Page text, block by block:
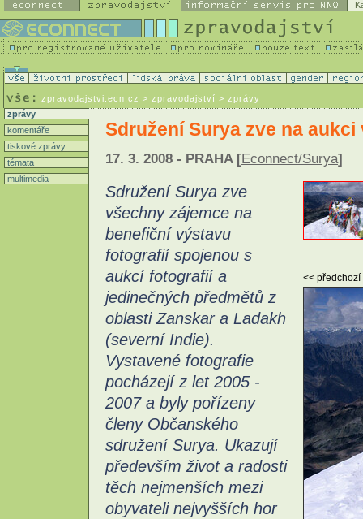
zpravodajstvi.ecn.cz > zpravodajství > zprávy
zprávy
komentáře
tiskové zprávy
témata
multimedia
Sdružení Surya zve na
17. 3. 2008 - PRAHA [Econnect/Surya]
<< předchozí
Sdružení Surya zve
všechny zájemce na
benefiční výstavu
fotografií spojenou s
aukcí fotografií a
jedinečných předmětů z
oblasti Zanskar a Ladakh
(severní Indie).
Vystavené fotografie
pocházejí z let 2005 -
2007 a byly pořízeny
členy Občanského
sdružení Surya. Ukazují
především život a radosti
těch nejmenších mezi
obyvateli nejvyšších hor